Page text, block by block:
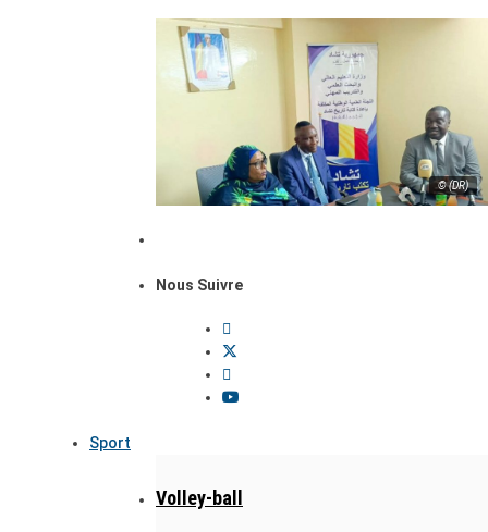
© (DR)
Nous Suivre
Sport
Volley-ball